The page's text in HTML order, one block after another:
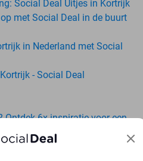
Social Deal Uitjes in Kortrijk
met Social Deal in de buurt
in Nederland met Social
- Social Deal
Ontdek 6x inspiratie voor een
omgeving: ontdek 16 tips voor